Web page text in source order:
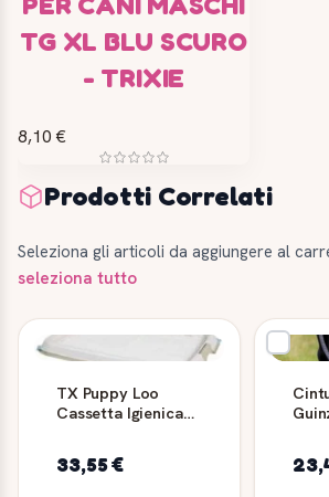
TG XL BLU SCURO
- TRIXIE
8,10 €
Prodotti Correlati
Seleziona gli articoli da aggiungere al
seleziona tutto
TX Puppy Loo
Cassetta Igienica
33,55 €